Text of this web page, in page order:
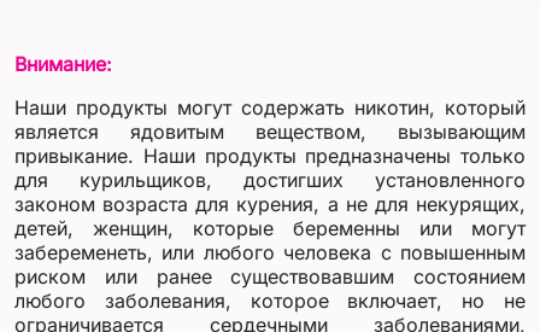
Внимание:
Наши продукты могут содержать никотин, который
является ядовитым веществом, вызывающим
привыкание. Наши продукты предназначены только
для курильщиков, достигших установленного
законом возраста для курения, а не для некурящих,
детей, женщин, которые беременны или могут
забеременеть, или любого человека с повышенным
риском или ранее существовавшим состоянием
любого заболевания, которое включает, но не
ограничивается сердечными заболеваниями,